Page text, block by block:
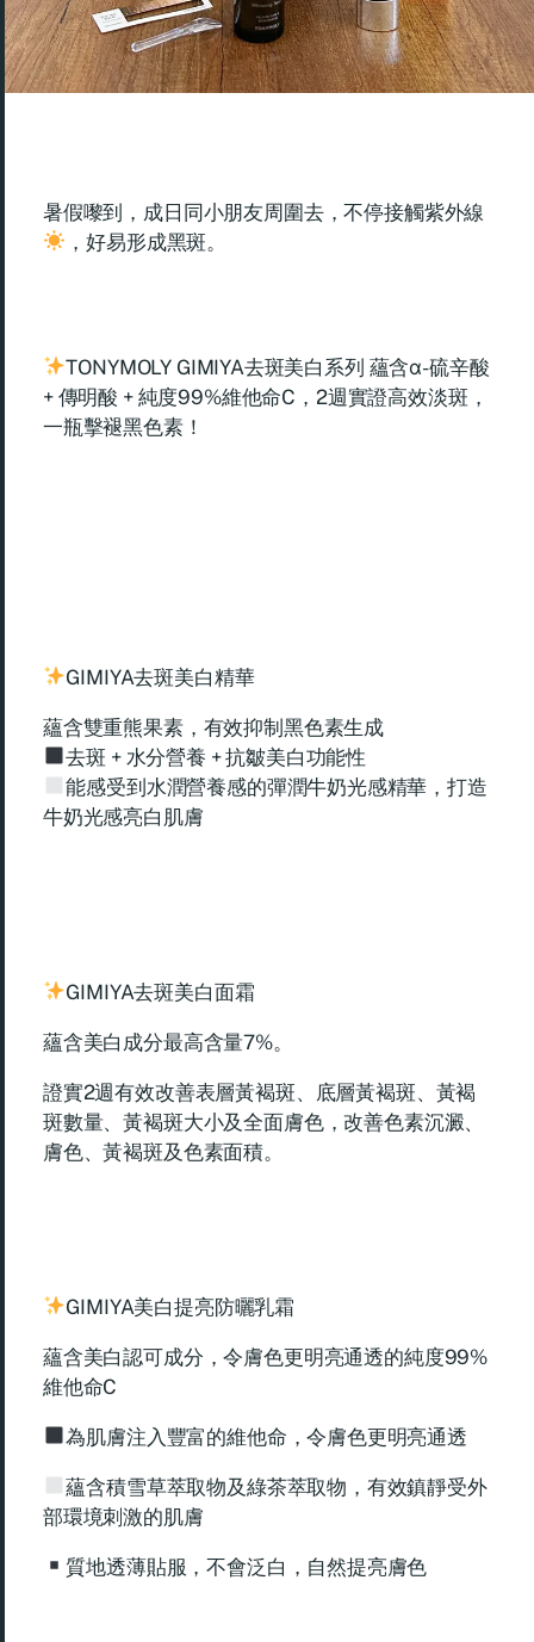
暑假嚟到，成日同小朋友周圍去，不停接觸紫外線
，好易形成黑斑。
TONYMOLY GIMIYA去斑美白系列 蘊含α-硫辛酸
+ 傳明酸 + 純度99%維他命C，2週實證高效淡斑，
一瓶擊褪黑色素！
GIMIYA去斑美白精華
蘊含雙重熊果素，有效抑制黑色素生成
去斑 + 水分營養 + 抗皺美白功能性
能感受到水潤營養感的彈潤牛奶光感精華，打造
牛奶光感亮白肌膚
GIMIYA去斑美白面霜
蘊含美白成分最高含量7%。
證實2週有效改善表層黃褐斑、底層黃褐斑、黃褐
斑數量、黃褐斑大小及全面膚色，改善色素沉澱、
膚色、黃褐斑及色素面積。
GIMIYA美白提亮防曬乳霜
蘊含美白認可成分，令膚色更明亮通透的純度99%
維他命C
為肌膚注入豐富的維他命，令膚色更明亮通透
蘊含積雪草萃取物及綠茶萃取物，有效鎮靜受外
部環境刺激的肌膚
質地透薄貼服，不會泛白，自然提亮膚色